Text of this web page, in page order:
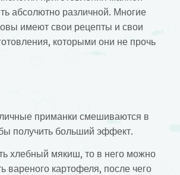
абсолютно различной. Многие
имеют свои рецепты и свои
которыми они не прочь
приманки смешиваются в
получить больший эффект.
хлебный мякиш, то в него можно
вареного картофеля, после чего